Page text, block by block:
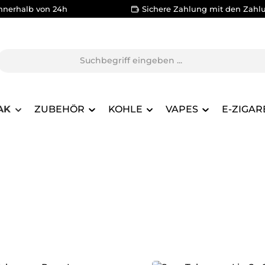
von 24h Sichere Zahlung mit den
ZUBEHÖR KOHLE VAPES E-